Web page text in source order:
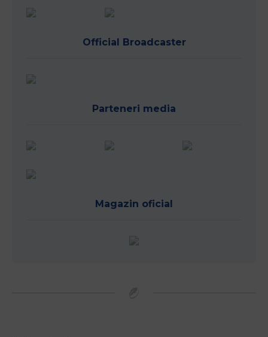
Official Broadcaster
Parteneri media
Magazin oficial